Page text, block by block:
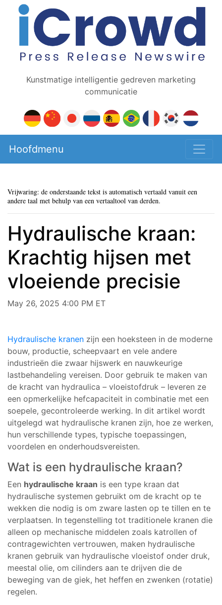
Kunstmatige intelligentie gedreven marketing
communicatie
Hoofdmenu
Vrijwaring: de onderstaande tekst is automatisch vertaald vanuit een
andere taal met behulp van een vertaaltool van derden.
Hydraulische kraan:
Krachtig hijsen met
vloeiende precisie
May 26, 2025 4:00 PM ET
Hydraulische kranen zijn een hoeksteen in de moderne
bouw, productie, scheepvaart en vele andere
industrieën die zwaar hijswerk en nauwkeurige
lastbehandeling vereisen. Door gebruik te maken van
de kracht van hydraulica – vloeistofdruk – leveren ze
een opmerkelijke hefcapaciteit in combinatie met een
soepele, gecontroleerde werking. In dit artikel wordt
uitgelegd wat hydraulische kranen zijn, hoe ze werken,
hun verschillende types, typische toepassingen,
voordelen en onderhoudsvereisten.
Wat is een hydraulische kraan?
Een hydraulische kraan is een type kraan dat
hydraulische systemen gebruikt om de kracht op te
wekken die nodig is om zware lasten op te tillen en te
verplaatsen. In tegenstelling tot traditionele kranen die
alleen op mechanische middelen zoals katrollen of
contragewichten vertrouwen, maken hydraulische
kranen gebruik van hydraulische vloeistof onder druk,
meestal olie, om cilinders aan te drijven die de
beweging van de giek, het heffen en zwenken (rotatie)
regelen.